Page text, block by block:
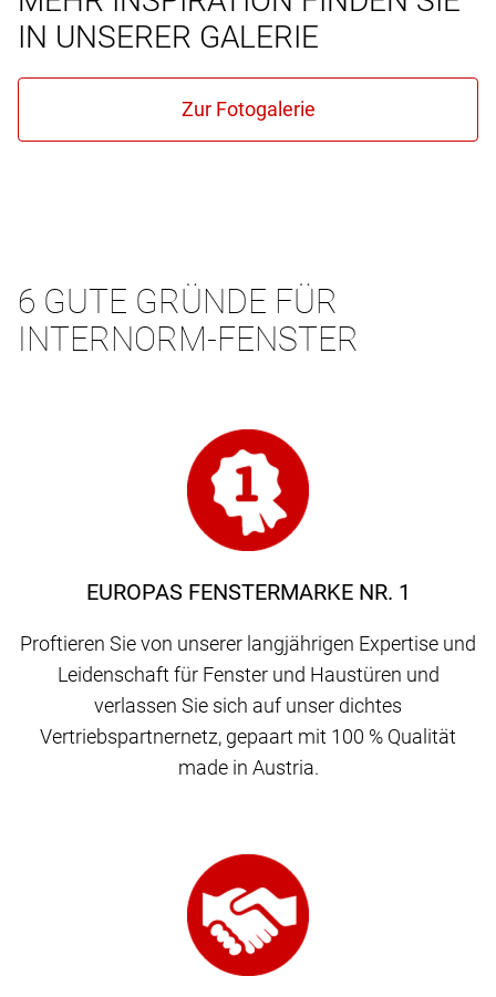
IN UNSERER GALERIE
6 GUTE GRÜNDE FÜR
INTERNORM-FENSTER
EUROPAS FENSTERMARKE NR. 1
Proftieren Sie von unserer langjährigen Expertise und
Leidenschaft für Fenster und Haustüren und
verlassen Sie sich auf unser dichtes
Vertriebspartnernetz, gepaart mit 100 % Qualität
made in Austria.